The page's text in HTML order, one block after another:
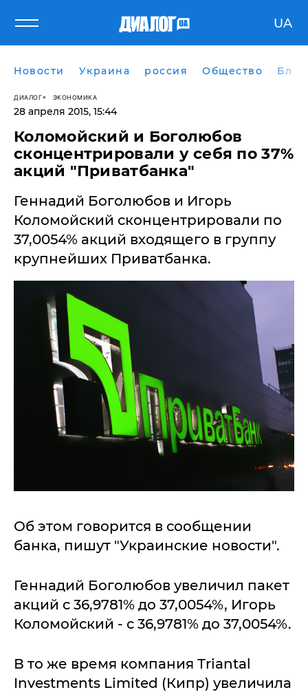
UA
Новости Украина россия Общество
ДИАЛОГ ЭКОНОМИКА
28 апреля 2015, 15:44
Коломойский и Боголюбов
сконцентрировали у себя по 37%
акций "Приватбанка"
Геннадий Боголюбов и Игорь
Коломойский сконцентрировали по
37,0054% акций входящего в группу
крупнейших Приватбанка.
Об этом говорится в сообщении
банка, пишут "Украинские новости".
Геннадий Боголюбов увеличил пакет
акций с 36,9781% до 37,0054%, Игорь
Коломойский - с 36,9781% до 37,0054%.
В то же время компания Тriantal
Investments Limited (Кипр) увеличила